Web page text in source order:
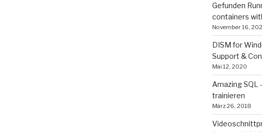
Gefunden
containers
November 16,
DISM for
Support &
Mai 12, 2020
Amazing SQL
trainieren
März 26, 2018